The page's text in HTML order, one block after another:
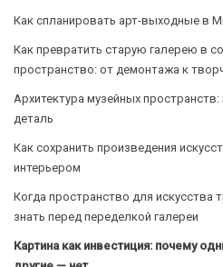
Как спланировать арт-выходные в
Как превратить старую галерею в
пространство: от демонтажа к
Архитектура музейных
деталь
Как сохранить произведения
интерьером
Когда пространство для искусства
знать перед переделкой галереи
Картина как инвестиция: почему